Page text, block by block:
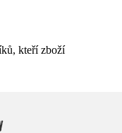
kteří zboží